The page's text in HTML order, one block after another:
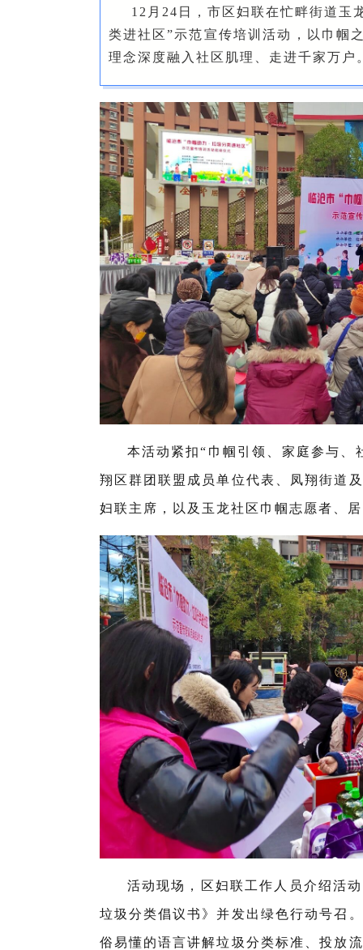
12月24日，市区妇联在忙畔街道玉
类进社区”示范宣传培训活动，以巾帼
理念深度融入社区肌理、走进千家万户
本活动紧扣“巾帼引领、家庭参与
翔区群团联盟成员单位代表、凤翔街道
妇联主席，以及玉龙社区巾帼志愿者、
活动现场，区妇联工作人员介绍活
垃圾分类倡议书》并发出绿色行动号召
俗易懂的语言讲解垃圾分类标准、投放